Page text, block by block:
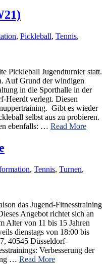
, Pickleball, Tennis,
Pickleball Jugendturnier statt.
Auf Grund der windigen
in die Sporthalle in der
Heerdt verlegt. Diesen
Gibt es wieder
selbst aus zu probieren.
ebenfalls: … Read More
, Tennis, Turnen,
das Jugend-Fitnesstraining
Angebot richtet sich an
Alter von 11 bis 15 Jahren
dienstags von 18:00 bis
40545 Düsseldorf-
Verbesserung der
… Read More